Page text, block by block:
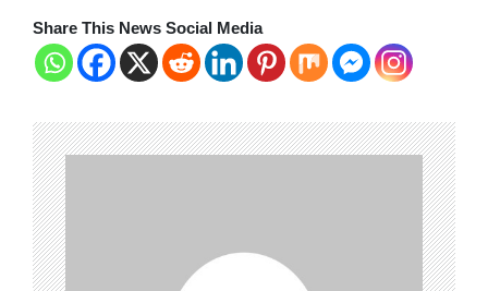
Share This News Social Media